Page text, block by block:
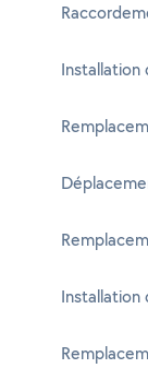
Installation
Installation